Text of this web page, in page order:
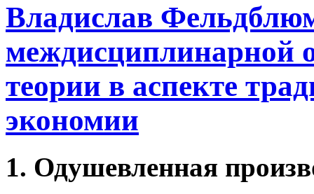
Владислав
междисциплинарной
теории в аспекте
экономии
1. Одушевленная